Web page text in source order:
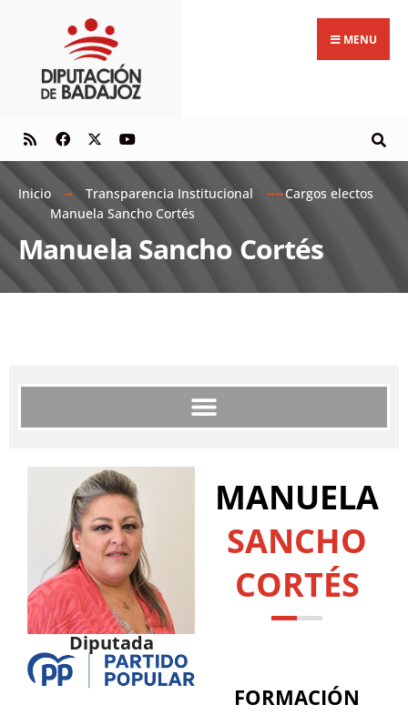
MENU
Inicio Transparencia Institucional
Cargos electos
Manuela Sancho Cortés
Manuela Sancho Cortés
Diputada
MANUELA
SANCHO
CORTÉS
FORMACIÓN